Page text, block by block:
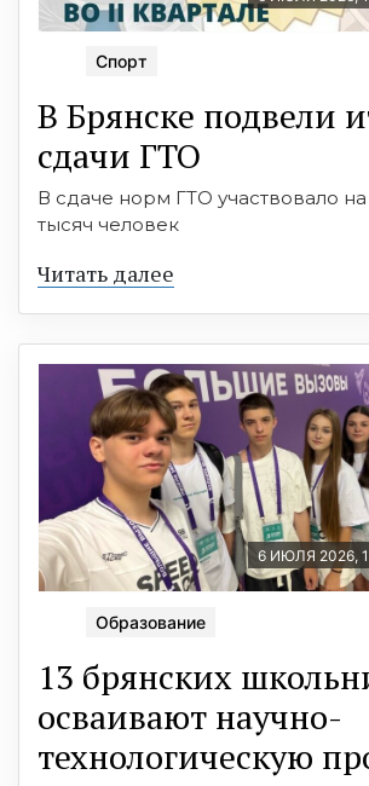
Спорт
В Брянске подвели
сдачи ГТО
В сдаче норм ГТО участвовало на
тысяч человек
Читать далее
6 ИЮЛЯ 2026,
Образование
13 брянских
осваивают научно-
технологическую